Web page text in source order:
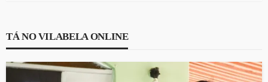
TÁ NO VILABELA ONLINE